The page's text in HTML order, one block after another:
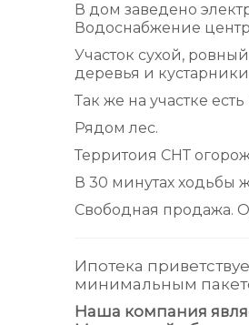
В дом заведено
Водоснабжение
Участок сухой,
деревья и
Так же на участке
Рядом лес.
Территоия СНТ
В 30 минутах ходьбы
Свободная продажа.
Ипотека
минимальным
Наша компания